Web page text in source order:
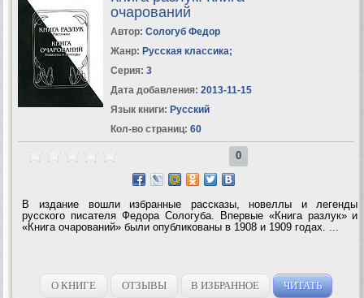
очарований
Автор: Сологуб Федор
Жанр: Русская классика;
Серия: 3
Дата добавления: 2013-11-15
Язык книги: Русский
Кол-во страниц: 60
0
В издание вошли избранные рассказы, новеллы и легенды
русского писателя Федора Сологуба. Впервые «Книга разлук» и
«Книга очарований» были опубликованы в 1908 и 1909 годах. ...
О КНИГЕ ОТЗЫВЫ В ИЗБРАННОЕ ЧИТАТЬ